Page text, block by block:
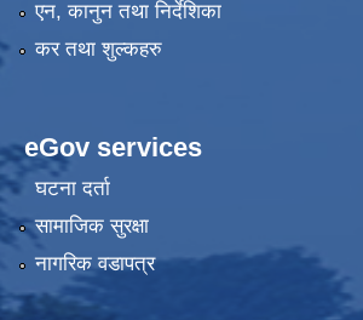
एन, कानुन तथा निर्देशिका
कर तथा शुल्कहरु
eGov services
घटना दर्ता
सामाजिक सुरक्षा
नागरिक वडापत्र